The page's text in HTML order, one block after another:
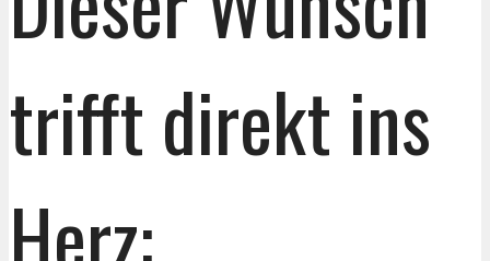
trifft direkt ins
Herz: